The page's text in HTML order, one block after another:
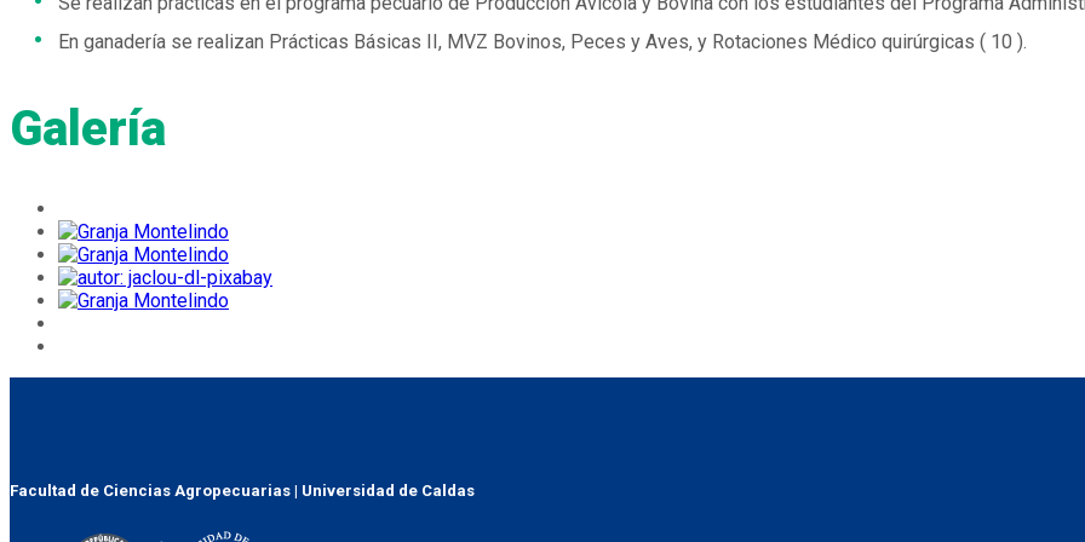
En ganadería se realizan Prácticas Básicas II, MVZ Bovinos, Peces y Aves, y Rotaciones Médico quirúrgicas ( 10 ).
Galería
Facultad de Ciencias Agropecuarias | Universidad de Caldas